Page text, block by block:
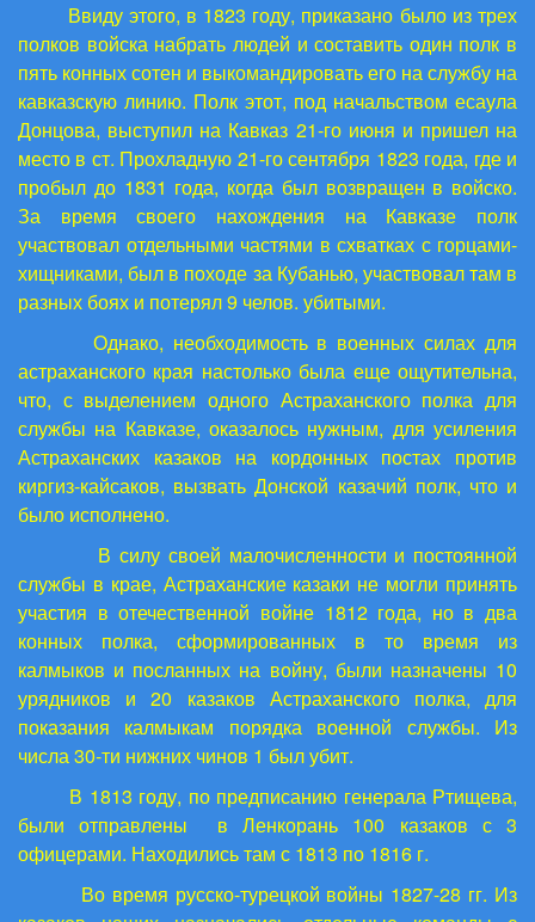
Ввиду этого, в 1823 году, приказано было из трех
полков войска набрать людей и составить один полк в
пять конных сотен и выкомандировать его на службу на
кавказскую линию. Полк этот, под начальством есаула
Донцова, выступил на Кавказ 21-го июня и пришел на
место в ст. Прохладную 21-го сентября 1823 года, где и
пробыл до 1831 года, когда был возвращен в войско.
За время своего нахождения на Кавказе полк
участвовал отдельными частями в схватках с горцами-
хищниками, был в походе за Кубанью, участвовал там в
разных боях и потерял 9 челов. убитыми.
Однако, необходимость в военных силах для
астраханского края настолько была еще ощутительна,
что, с выделением одного Астраханского полка для
службы на Кавказе, оказалось нужным, для усиления
Астраханских казаков на кордонных постах против
киргиз-кайсаков, вызвать Донской казачий полк, что и
было исполнено.
В силу своей малочисленности и постоянной
службы в крае, Астраханские казаки не могли принять
участия в отечественной войне 1812 года, но в два
конных полка, сформированных в то время из
калмыков и посланных на войну, были назначены 10
урядников и 20 казаков Астраханского полка, для
показания калмыкам порядка военной службы. Из
числа 30-ти нижних чинов 1 был убит.
В 1813 году, по предписанию генерала Ртищева,
были отправлены в Ленкорань 100 казаков с 3
офицерами. Находились там с 1813 по 1816 г.
Во время русско-турецкой войны 1827-28 гг. Из